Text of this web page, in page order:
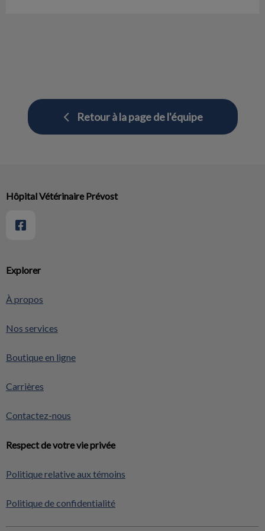
Retour à la page de l'équipe
Explorer
À propos
Nos services
Boutique en ligne
Carrières
Contactez-nous
Respect de votre vie privée
Politique relative aux témoins
Politique de confidentialité
Hôpital Vétérinaire Prévost